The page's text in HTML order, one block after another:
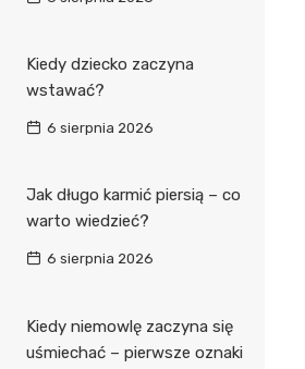
Kiedy dziecko zaczyna
wstawać?
6 sierpnia 2026
Jak długo karmić piersią – co
warto wiedzieć?
6 sierpnia 2026
Kiedy niemowlę zaczyna się
uśmiechać – pierwsze oznaki